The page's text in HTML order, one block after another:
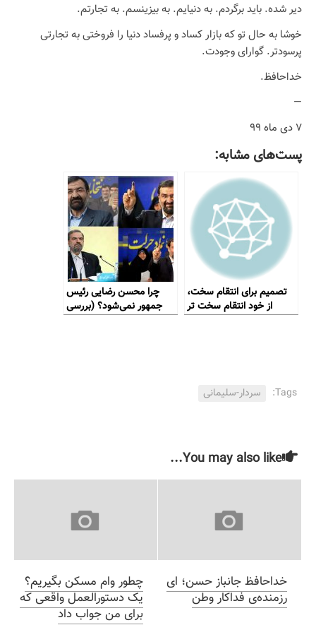
دیر شده. باید برگردم. به دنیایم. به بیزینسم. به تجارتم.
خوشا به حال تو که بازار کساد و پرفساد دنیا را فروختی به تجارتی
پرسودتر. گوارای وجودت.
خداحافظ.
—
۷ دی ماه ۹۹
پست‌های مشابه:
تصمیم برای انتقام سخت،
از خود انتقام سخت تر
است!
چرا محسن رضایی رئیس
جمهور نمی‌شود؟ (بررسی
اشتباهات آقای رضایی در
Tags: سردار-سلیمانی
You may also like...
چطور وام مسکن بگیریم؟
یک دستورالعمل واقعی که
برای من جواب داد
خداحافظ جانباز حسن؛ ای
رزمنده‌ی فداکار وطن